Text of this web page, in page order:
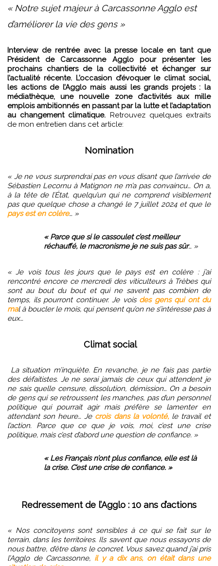
« Notre sujet majeur à Carcassonne Agglo est
d’améliorer la vie des gens »
Interview de rentrée avec la presse locale en tant que
Président de Carcassonne Agglo pour présenter les
prochains chantiers de la collectivité et échanger sur
l’actualité récente. L’occasion d’évoquer le climat social,
les actions de l’Agglo mais aussi les grands projets : la
médiathèque, une nouvelle zone d’activités aux mille
emplois ambitionnés en passant par la lutte et l’adaptation
au changement climatique. Retrouvez quelques extraits
de mon entretien dans cet article:
Nomination
« Je ne vous surprendrai pas en vous disant que l’arrivée de
Sébastien Lecornu à Matignon ne m’a pas convaincu… On a,
à la tête de l’État, quelqu’un qui ne comprend visiblement
pas que quelque chose a changé le 7 juillet 2024 et que le
pays est en colère… »
« Parce que si le cassoulet c’est meilleur
réchauffé, le macronisme je ne suis pas sûr… »
« Je vois tous les jours que le pays est en colère : j’ai
rencontré encore ce mercredi des viticulteurs à Trèbes qui
sont au bout du bout et qui ne savent pas combien de
temps, ils pourront continuer. Je vois des gens qui ont du
mal à boucler le mois, qui pensent qu’on ne s’intéresse pas à
eux…
Climat social
La situation m’inquiète. En revanche, je ne fais pas partie
des défaitistes. Je ne serai jamais de ceux qui attendent je
ne sais quelle censure, dissolution, démission… On a besoin
de gens qui se retroussent les manches, pas d’un personnel
politique qui pourrait agir mais préfère se lamenter en
attendant son heure… Je crois dans la volonté, le travail et
l’action. Parce que ce que je vois, moi, c’est une crise
politique, mais c’est d’abord une question de confiance. »
« Les Français n’ont plus confiance, elle est là
la crise. C’est une crise de confiance. »
Redressement de l’Agglo : 10 ans d’actions
« Nos concitoyens sont sensibles à ce qui se fait sur le
terrain, dans les territoires. Ils savent que nous essayons de
nous battre, d’être dans le concret. Vous savez quand j’ai pris
l’Agglo de Carcassonne, il y a dix ans, on était dans une